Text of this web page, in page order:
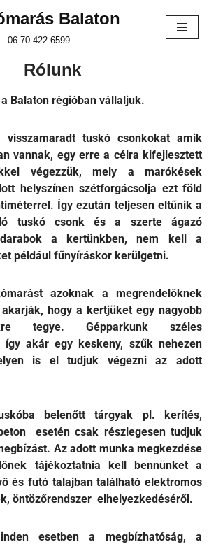
Balaton
06 70 422 6599
Rólunk
Balaton régióban vállaljuk.
tuskó csonkokat amik
vannak, egy erre a célra kifejlesztett
végezzük, mely a marókések
helyszínen szétforgácsolja ezt föld
Így ezután teljesen eltűnik a
tuskó csonk és a szerte ágazó
a kertünkben, nem kell a
például fűnyíráskor kerülgetni.
azoknak a megrendelőknek
hogy a kertjüket egy nagyobb
tegye. Gépparkunk széles
így akár egy keskeny, szűk nehezen
is el tudjuk végezni az adott
belenőtt tárgyak pl. kerítés,
esetén csak részlegesen tudjuk
Az adott munka megkezdése
tájékoztatnia kell bennünket a
és futó talajban található elektromos
öntözőrendszer elhelyezkedéséről.
esetben a megbízhatóság, a